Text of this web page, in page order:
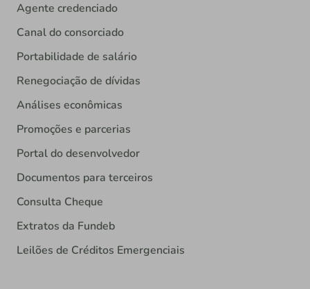
Agente credenciado
Canal do consorciado
Portabilidade de salário
Renegociação de dívidas
Análises econômicas
Promoções e parcerias
Portal do desenvolvedor
Documentos para terceiros
Consulta Cheque
Extratos da Fundeb
Leilões de Créditos Emergenciais